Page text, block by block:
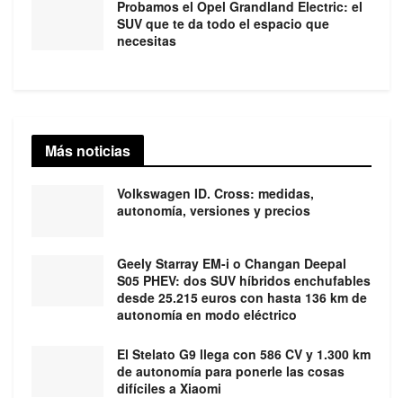
Probamos el Opel Grandland Electric: el
SUV que te da todo el espacio que
necesitas
Más noticias
Volkswagen ID. Cross: medidas,
autonomía, versiones y precios
Geely Starray EM-i o Changan Deepal
S05 PHEV: dos SUV híbridos enchufables
desde 25.215 euros con hasta 136 km de
autonomía en modo eléctrico
El Stelato G9 llega con 586 CV y 1.300 km
de autonomía para ponerle las cosas
difíciles a Xiaomi